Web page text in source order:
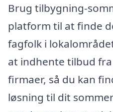
Brug tilbygning-
platform til at finde
fagfolk i
at indhente tilbud
firmaer, så du kan
løsning til dit